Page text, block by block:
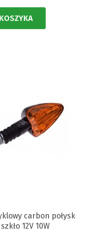
carbon połysk
12V 10W